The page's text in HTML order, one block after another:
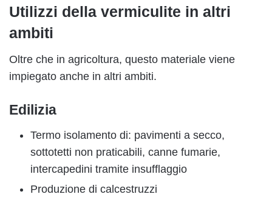
Utilizzi della vermiculite in altri
ambiti
Oltre che in agricoltura, questo materiale viene
impiegato anche in altri ambiti.
Edilizia
Termo isolamento di: pavimenti a secco,
sottotetti non praticabili, canne fumarie,
intercapedini tramite insufflaggio
Produzione di calcestruzzi